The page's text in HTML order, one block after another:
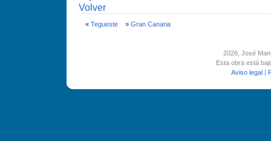
Volver
« Tegueste» Gran Canaria
2026, José
Esta obra está
Aviso legal |